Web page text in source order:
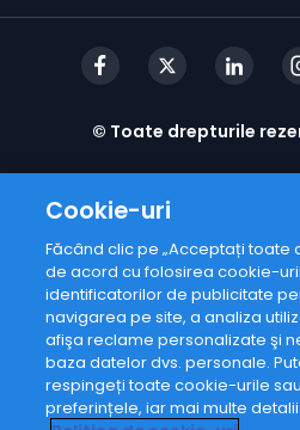
© Toate drepturile
Cookie-uri
Făcând clic pe „Acceptați toate
de acord cu folosirea cookie-
identificatorilor de publicitate
navigarea pe site, a analiza
afişa reclame personalizate şi
baza datelor dvs. personale.
respingeți toate cookie-urile
preferințele, iar mai multe